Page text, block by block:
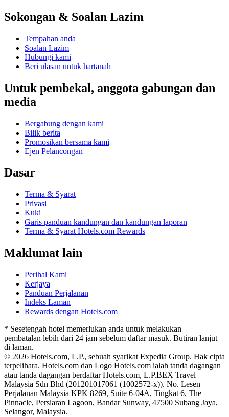
Sokongan & Soalan Lazim
Tempahan anda
Soalan Lazim
Hubungi kami
Beri ulasan untuk hartanah
Untuk pembekal, anggota gabungan dan
media
Bergabung dengan kami
Bilik berita
Promosikan bersama kami
Ejen Pelancongan
Dasar
Terma & Syarat
Privasi
Kuki
Garis panduan kandungan dan kandungan laporan
Terma & Syarat Hotels.com Rewards
Maklumat lain
Perihal Kami
Kerjaya
Panduan Perjalanan
Indeks Laman
Rewards dengan Hotels.com
* Sesetengah hotel memerlukan anda untuk melakukan
pembatalan lebih dari 24 jam sebelum daftar masuk. Butiran lanjut
di laman.
© 2026 Hotels.com, L.P., sebuah syarikat Expedia Group. Hak cipta
terpelihara. Hotels.com dan Logo Hotels.com ialah tanda dagangan
atau tanda dagangan berdaftar Hotels.com, L.P.BEX Travel
Malaysia Sdn Bhd (201201017061 (1002572-x)). No. Lesen
Perjalanan Malaysia KPK 8269, Suite 6-04A, Tingkat 6, The
Pinnacle, Persiaran Lagoon, Bandar Sunway, 47500 Subang Jaya,
Selangor, Malaysia.